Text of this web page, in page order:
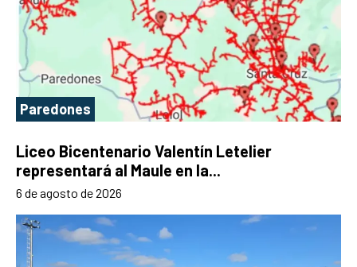
Paredones
Liceo Bicentenario Valentín Letelier
representará al Maule en la...
6 de agosto de 2026